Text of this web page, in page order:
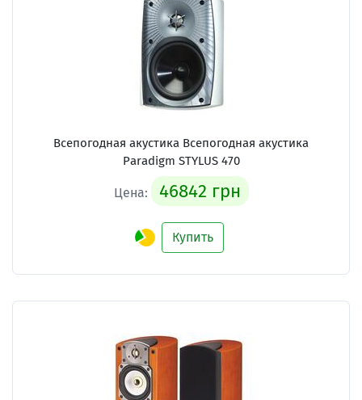
Всепогодная акустика Всепогодная акустика
Paradigm STYLUS 470
Цена: 46842 грн
Купить